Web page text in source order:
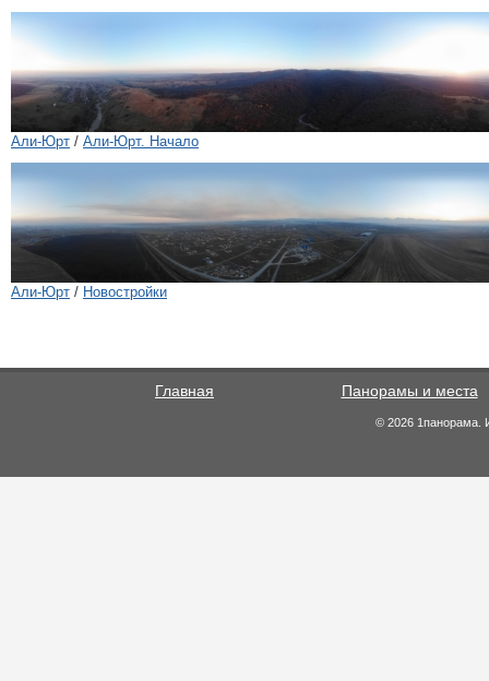
Али-Юрт / Али-Юрт. Начало
Али-Юрт / Новостройки
Главная Панорамы и места
© 2026 1панорама.